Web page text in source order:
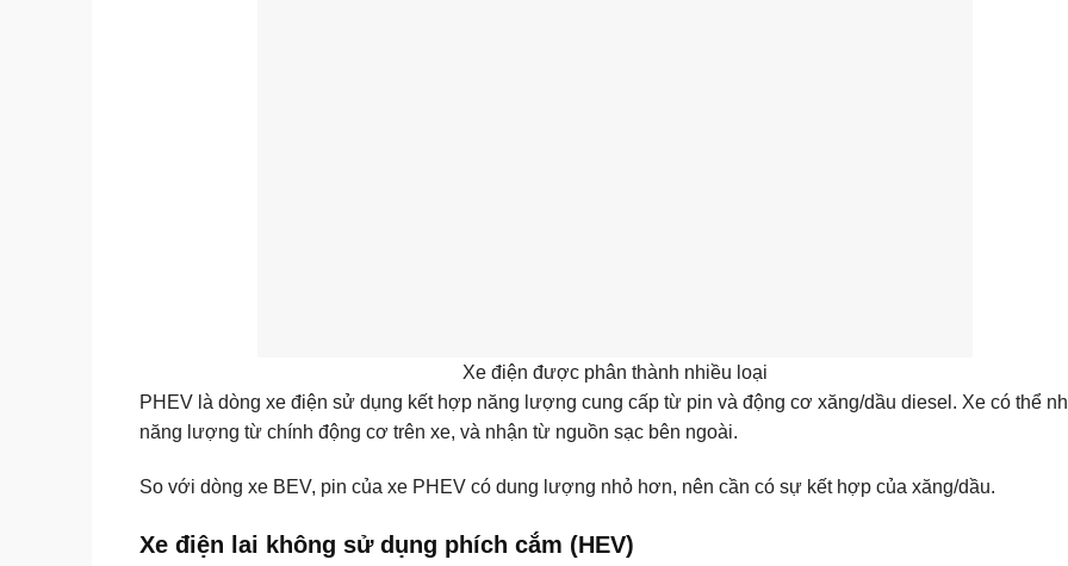
Xe điện được phân thành nhiều loại
PHEV là dòng xe điện sử dụng kết hợp năng lượng cung cấp từ pin và động cơ xăng/dầu diesel. Xe có thể
năng lượng từ chính động cơ trên xe, và nhận từ nguồn sạc bên ngoài.
So với dòng xe BEV, pin của xe PHEV có dung lượng nhỏ hơn, nên cần có sự kết hợp của xăng/dầu.
Xe điện lai không sử dụng phích cắm (HEV)